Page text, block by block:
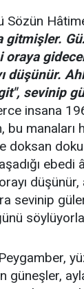
Sözün
gitmişler.
oraya
düşünür.
sevinip
insana
bu
doksan
ebedi
sevinip
güneşler,